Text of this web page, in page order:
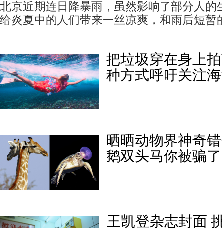
北京近期连日降暴雨，虽然影响了部分人的
给炎夏中的人们带来一丝凉爽，和雨后短暂
把垃圾穿在身上
种方式呼吁关注
晒晒动物界神奇
鹅双头马你被骗
王凯登杂志封面